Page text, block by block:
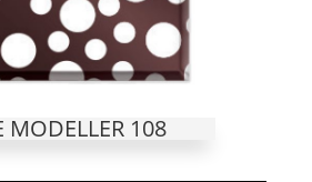
MODELLER 108